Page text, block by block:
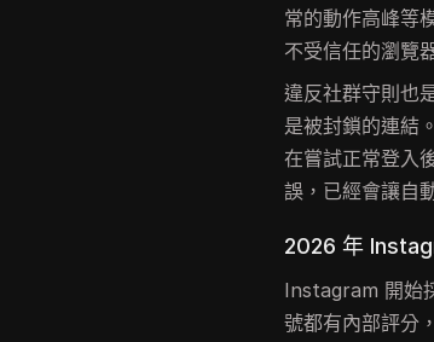
常的動作高峰等
不受信任的瀏覽
違反社群守則也
是被封鎖的連結
在嘗試正常登入
誤，已經會讓自
2026 年
Instagram 開始
號都有內部評分